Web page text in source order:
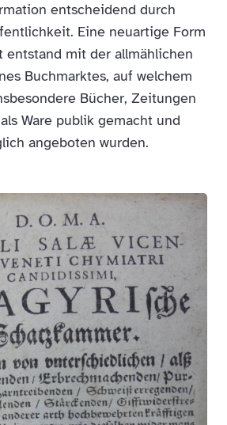
entscheidend durch
Eine neuartige Form
mit der allmählichen
Buchmarktes, auf welchem
Bücher, Zeitungen
Ware publik gemacht und
angeboten wurden.